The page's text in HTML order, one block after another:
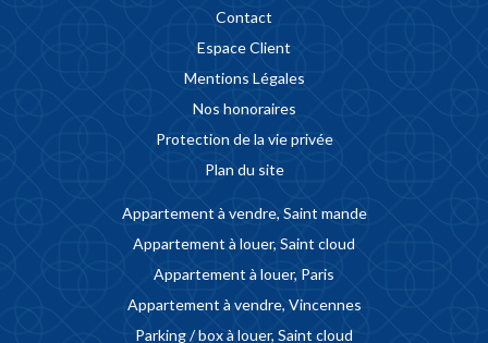
Contact
Espace Client
Mentions Légales
Nos honoraires
Protection de la vie privée
Plan du site
Appartement à vendre, Saint mande
Appartement à louer, Saint cloud
Appartement à louer, Paris
Appartement à vendre, Vincennes
Parking / box à louer, Saint cloud